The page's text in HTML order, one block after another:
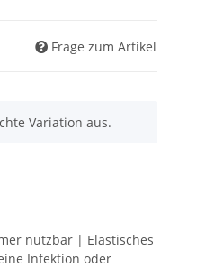
Frage zum Artikel
Variation aus.
nutzbar | Elastisches
Infektion oder